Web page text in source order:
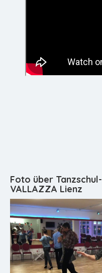
Foto über
VALLAZZA Lienz